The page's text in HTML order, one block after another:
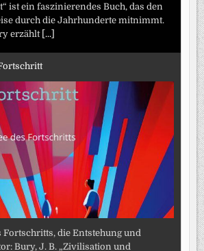
ist ein faszinierendes Buch, das den
durch die Jahrhunderte mitnimmt.
erzählt [...]
Fortschritts, die Entstehung und
Bury, J. B. „Zivilisation und